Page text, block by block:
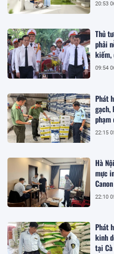
20:53
Thủ
phải
kiếm,
cốt
09:54
Phát
gạch,
phạm
22:15
Hà
mực
Canon
22:10
Phát
kinh
tại